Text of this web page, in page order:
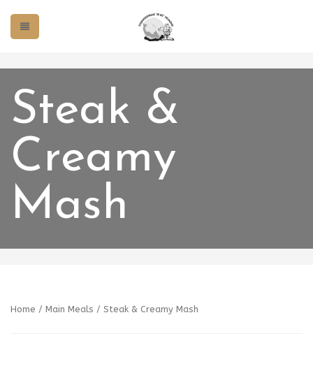
Steak &
Creamy
Mash
Home / Main Meals / Steak & Creamy Mash